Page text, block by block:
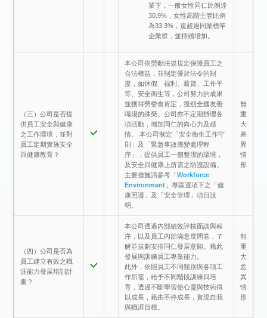
業下，一般女性同仁比例達
30.9%，女性高階主管比例
為33.3%，遠超過同業標竿
企業群，並持續增加。
（三）公司是否提
供員工安全與健康
之工作環境，並對
員工定期實施安全
與健康教育？
本公司依勞動法規規定保障員工之
合法權益，並制定優於法令的制
度，如休假、福利、薪資、工作平
等、安全衛生等，公司努力的成果
並獲得勞委會肯定，獲頒全國友善
職場的殊榮。公司亦不定期辦理各
項活動，增加同仁的向心力及感
情。 本公司制定「安全衛生工作守
則」及「緊急事故應變處理程
序」，提供員工一個整潔的環境，
及安全與健康上所需之防護設備。
主要措施請參考「Workforce
Environment 」專區選項下之「健
康照護」及「安全管理」項目說
明。
無
重
大
差
異
情
形
（四）公司是否為
員工建立有效之職
涯能力發展培訓計
畫？
本公司透過內部績效評核面談與程
序，以及員工內部滿意度問卷，了
解並規劃安排同仁發展意願。藉此
發展與訓練員工專業能力。
此外，依照員工不同類別與各項工
作所需，給予不同階段訓練與培
育，透過不斷學習使心靈與技術得
以成長，藉由不停成長，實現自我
與職涯目標。
無
重
大
差
異
情
形